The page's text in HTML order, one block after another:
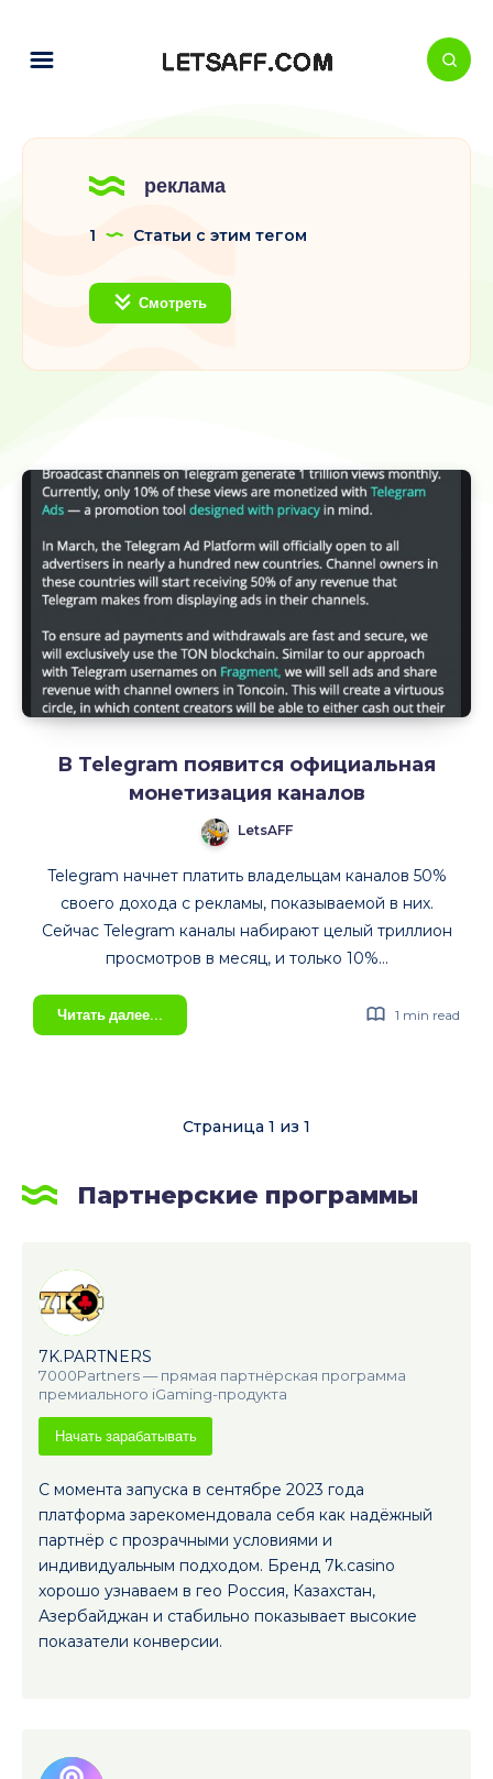
реклама
1 Статьи с этим тегом
Смотреть
В Telegram появится официальная
монетизация каналов
LetsAFF
Telegram начнет платить владельцам каналов 50%
своего дохода с рекламы, показываемой в них.
Сейчас Telegram каналы набирают целый триллион
просмотров в месяц, и только 10%…
Читать далее...
Telegram
каналов
1 min read
Страница 1 из 1
Партнерские программы
7K.PARTNERS
7000Partners — прямая партнёрская программа
премиального iGaming-продукта
Начать зарабатывать
С момента запуска в сентябре 2023 года
платформа зарекомендовала себя как надёжный
партнёр с прозрачными условиями и
индивидуальным подходом. Бренд 7k.casino
хорошо узнаваем в гео Россия, Казахстан,
Азербайджан и стабильно показывает высокие
показатели конверсии.